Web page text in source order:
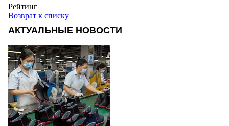
Рейтинг
Возврат к списку
АКТУАЛЬНЫЕ НОВОСТИ